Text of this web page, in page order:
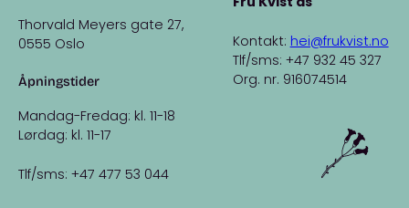
Thorvald Meyers gate 27,
0555 Oslo
Åpningstider
Mandag-Fredag: kl. 11-18
Lørdag: kl. 11-17
Tlf/sms: +47 477 53 044
Kontakt: hei@frukvist.no
Tlf/sms: +47 932 45 327
Org. nr. 916074514